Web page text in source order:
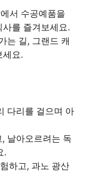
서 수공예품을
를 즐겨보세요.
는 길, 그랜드 캐
세요.
다리를 걸으며 아
날아오르려는 독
.
하고, 과노 광산